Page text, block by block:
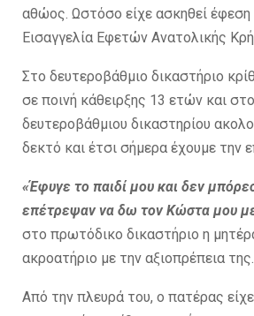
αθώος. Ωστόσο είχε ασκηθεί
Εισαγγελία Εφετών Ανατολικής
Στο δευτεροβάθμιο δικαστήριο
σε ποινή κάθειρξης 13 ετών και
δευτεροβάθμιου δικαστηρίου
δεκτό και έτσι σήμερα έχουμε την
«Έφυγε το παιδί μου και δεν
επέτρεψαν να δω τον Κώστα μου
στο πρωτόδικο δικαστήριο η
ακροατήριο με την αξιοπρέπεια της.
Από την πλευρά του, ο πατέρας είχε